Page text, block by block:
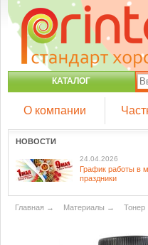
КАТАЛОГ
О компании
НОВОСТИ
24.04.2026
График работы в
праздники
Главная → Материалы → Тонер